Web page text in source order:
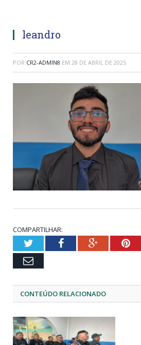
leandro
POR CR2-ADMIN8 EM 28 DE ABRIL DE 2025
COMPARTILHAR:
TwitterFacebookGoogle+
Email
CONTEÚDO RELACIONADO